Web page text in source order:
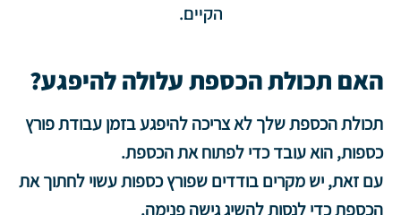
הקיים.
האם תכולת הכספת עלולה להיפגע?
תכולת הכספת שלך לא צריכה להיפגע בזמן עבודתפורץ
כספות, הוא עובד כדי לפתוח את הכספת.
עם זאת, יש מקרים בודדים שפורץ כספות עשוי לחתוך את
הכספת כדי לנסות להשיג גישה פנימה.